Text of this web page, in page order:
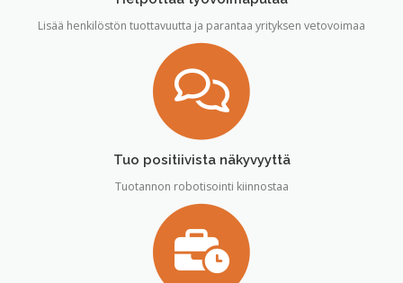
Lisää henkilöstön tuottavuutta ja parantaa yrityksen vetovoimaa
Tuo positiivista näkyvyyttä
Tuotannon robotisointi kiinnostaa